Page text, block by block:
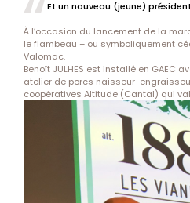
Et un nouveau (jeune) président
À l’occasion du lancement de la
le flambeau – ou symboliquement
Valomac.
Benoît JULHES est installé en
atelier de porcs naisseur-
coopératives Altitude (Cantal) qui